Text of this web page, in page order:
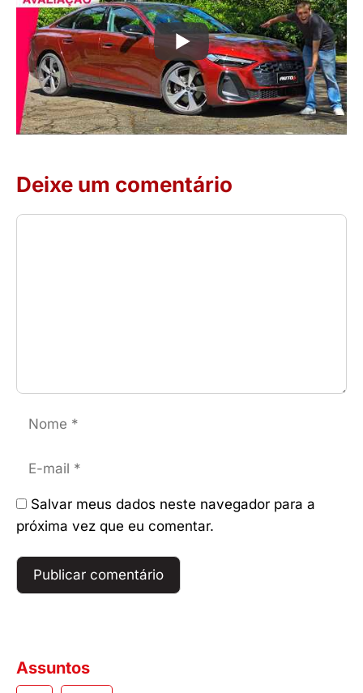
Deixe um comentário
Comentário
Nome
E-
mail
Salvar meus dados neste navegador para a
próxima vez que eu comentar.
Assuntos